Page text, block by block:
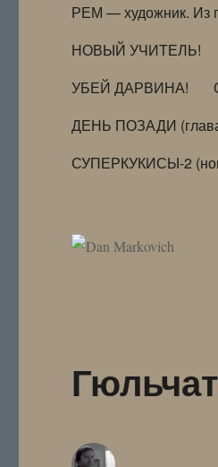
РЕМ — художник. Из
НОВЫЙ УЧИТЕЛЬ!
УБЕЙ ДАРВИНА!
ДЕНЬ ПОЗАДИ
СУПЕРКУКИСЫ-2